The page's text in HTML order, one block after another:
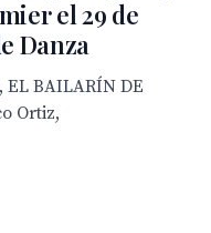
el 29 de
Danza
BAILARÍN DE
Ortiz,